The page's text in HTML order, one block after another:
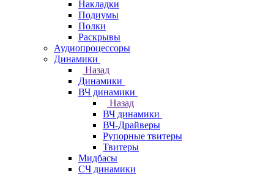
Накладки
Подиумы
Полки
Раскрывы
Аудиопроцессоры
Динамики
Назад
Динамики
ВЧ динамики
Назад
ВЧ динамики
ВЧ-Драйверы
Рупорные твитеры
Твитеры
Мидбасы
СЧ динамики